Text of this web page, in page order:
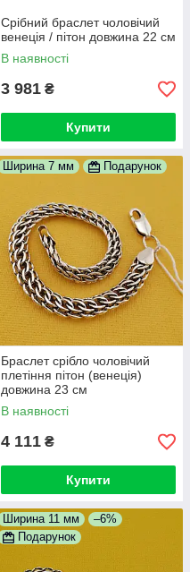
Срібний браслет чоловічий
венеція / пітон довжина 22 см
В наявності
3 981 ₴
Купити
Ширина 7 мм Подарунок
Браслет срібло чоловічий
плетіння пітон (венеція)
довжина 23 см
В наявності
4 111 ₴
Купити
Ширина 11 мм
–6%
Подарунок